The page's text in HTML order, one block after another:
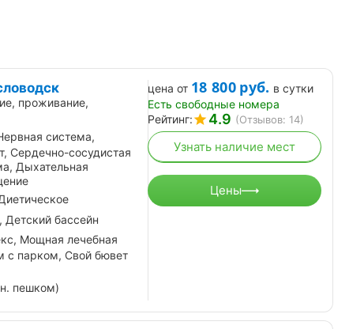
проживание,
система,
Сердечно-сосудистая
Дыхательная
бассейн
Мощная лечебная
с парком, Свой бювет
пешком)
цена от 18 800 руб. в сутки
Есть свободные номера
Рейтинг:
4.9 (Отзывов: 14)
Узнать наличие мест
Цены